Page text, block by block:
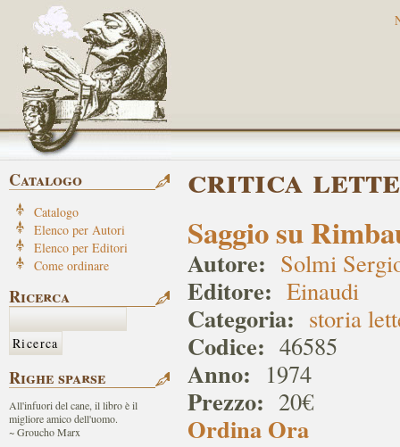
critica
Saggio su
Autore: Solmi
Editore: Einaudi
Categoria: storia
Codice: 46585
Anno: 1974
Prezzo: 20€
Ordina Ora
Catalogo
Catalogo
Elenco per Autori
Elenco per Editori
Come ordinare
Ricerca
Righe sparse
All'infuori del cane, il libro è il
migliore amico dell'uomo.
~ Groucho Marx